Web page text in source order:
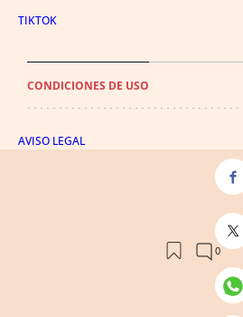
TIKTOK
CONDICIONES DE USO
AVISO LEGAL